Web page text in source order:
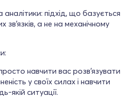
аналітики: підхід, що базується
зв'язків, а не на механічному
навчити вас розв’язувати
у своїх силах і навчити
якій ситуації.